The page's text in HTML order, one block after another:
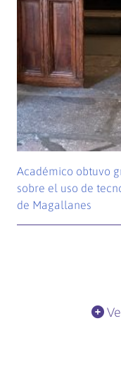
Académico obtuvo
sobre el uso de
de Magallanes